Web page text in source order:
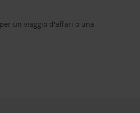
un viaggio d'affari o una